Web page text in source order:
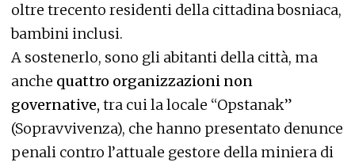
oltre trecento residenti della cittadina bosniaca,
bambini inclusi.
A sostenerlo, sono gli abitanti della città, ma
anche quattro organizzazioni non
governative, tra cui la locale “Opstanak”
(Sopravvivenza), che hanno presentato denunce
penali contro l’attuale gestore della miniera di